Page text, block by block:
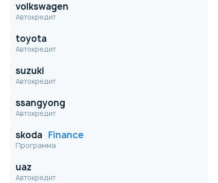
volkswagen
Автокредит
toyota
Автокредит
suzuki
Автокредит
ssangyong
Автокредит
skoda Finance
Программа
uaz
Автокредит